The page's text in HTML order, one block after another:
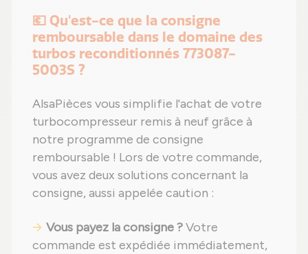
💶 Qu'est-ce que la consigne
remboursable dans le domaine des
turbos reconditionnés 773087-
5003S ?
AlsaPièces vous simplifie l'achat de votre
turbocompresseur remis à neuf grâce à
notre programme de consigne
remboursable ! Lors de votre commande,
vous avez deux solutions concernant la
consigne, aussi appelée caution :
Vous payez la consigne ?Votre
commande est expédiée immédiatement,